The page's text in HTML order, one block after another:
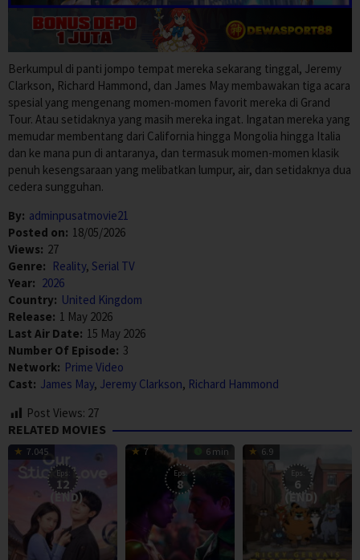
Berkumpul di panti jompo tempat mereka sekarang tinggal, Jeremy
Clarkson, Richard Hammond, dan James May membawakan tiga acara
spesial yang mengenang momen-momen favorit mereka di Grand
Tour. Atau setidaknya yang masih mereka ingat. Ingatan mereka yang
memudar membentang dari California hingga Mongolia hingga Italia
dan ke mana pun di antaranya, dan termasuk momen-momen klasik
penuh kesengsaraan yang melibatkan lumpur, air, dan setidaknya dua
cedera sungguhan.
By: adminpusatmovie21
Posted on: 18/05/2026
Views: 27
Genre: Reality, Serial TV
Year: 2026
Country: United Kingdom
Release: 1 May 2026
Last Air Date: 15 May 2026
Number Of Episode: 3
Network: Prime Video
Cast: James May, Jeremy Clarkson, Richard Hammond
Post Views: 27
RELATED MOVIES
7.045
Eps:
12
(END)
7 6 min
Eps:
8
6.9
Eps:
6
(END)